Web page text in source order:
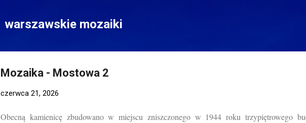
warszawskie mozaiki
Mozaika - Mostowa 2
czerwca 21, 2026
Obecną kamienicę zbudowano w miejscu zniszczonego w 1944 roku trzypiętrowego